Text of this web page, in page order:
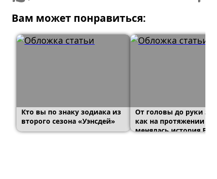
Вам может понравиться:
Кто вы по знаку зодиака из
второго сезона «Уэнсдей»
От головы до руки
как на протяжении
менялась история